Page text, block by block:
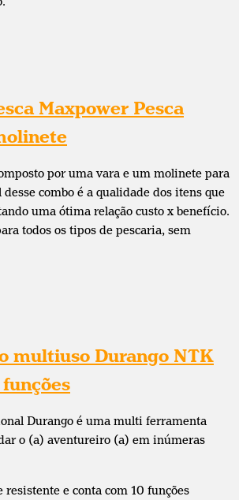
Maxpower Pesca
por uma vara e um molinete para
combo é a qualidade dos itens que
uma ótima relação custo x benefício.
todos os tipos de pescaria, sem
multiuso Durango NTK
Durango é uma multi ferramenta
o (a) aventureiro (a) em inúmeras
resistente e conta com 10 funções